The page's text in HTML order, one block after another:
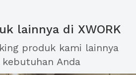
lainnya di XWORK
produk kami lainnya
kebutuhan Anda